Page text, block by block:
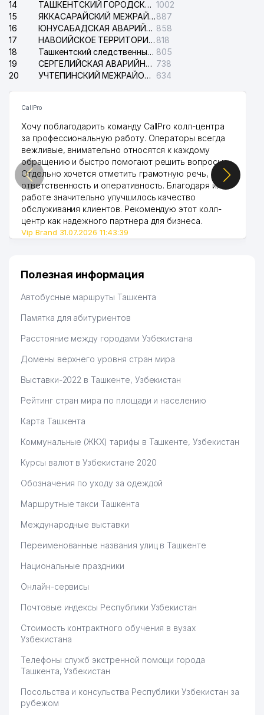
А. ФИТРАТ МАХАЛЛИНСКИЙ
КОМИТЕТ
YANGI TURKISTON
KOMMUNALCHI ТЧСЖ
ТАШКЕНТСКИЙ ВОЕННО-
51 GOLDEN HOUSE ООО 405 м
52 REGAL MEDIA ART ООО 409 м
53 MAESTRO PROEKT ООО 411 м
54 TexnoDAT 416 м
55 ABDUKARIMHOJI SERVIS ООО
КОРЕЯ
ELBIM ELEKTRONIK TASHKENT
59 BAHTIYOR-SERVIS ТЧСЖ
60 VECTOR FORTUNA ООО
61 ELECTRO-ENGINEERING ООО 499 м
62 ОТДЕЛЕНИЕ СВЯЗИ №105
TASHKENT DENTAL IMPLANT
ООО
64 AV GROUP ASIA ООО
65 VERY TASTY CAKES ООО
KAFOLAT KREDIT GROUP
69
МИРАБАДСКИЙ ФИЛИАЛ
549 м
ORZU-FAZOLI LYUKS ТЧСЖ
JULQUNBOY KOMMUNAL
SERVIS ТЧСЖ
14
ТАШКЕНТСКИЙ ГОРОДСКОЙ СУД ПО ГРАЖДАНСКИМ ДЕЛАМ 1002
15
ЯККАСАРАЙСКИЙ МЕЖРАЙОННЫЙ СУД ПО ГРАЖДАНСКИМ ДЕЛАМ887
16
ЮНУСАБАДСКАЯ АВАРИЙНАЯ СЛУЖБА ЭЛЕКТРОСЕТИ 858
17
НАВОИЙСКОЕ ТЕРРИТОРИАЛЬНОЕ ПРЕДПРИЯТИЕ ЭЛЕКТРОСЕТИ АО 818
18
Ташкентский следственный изолятор 805
19
СЕРГЕЛИЙСКАЯ АВАРИЙНАЯ СЛУЖБА ЭЛЕКТРОСЕТИ 738
20
УЧТЕПИНСКИЙ МЕЖРАЙОННЫЙ СУД ПО ГРАЖДАНСКИМ ДЕЛАМ 634
CallPro
Хочу поблагодарить команду CallPro колл-центра
за профессиональную работу. Операторы всегда
вежливые, внимательно относятся к каждому
обращению и быстро помогают решить вопросы.
Отдельно хочется отметить грамотную речь,
ответственность и оперативность. Благодаря их
работе значительно улучшилось качество
обслуживания клиентов. Рекомендую этот колл-
центр как надежного партнера для бизнеса.
Vip Brand 31.07.2026 11:43:39
Полезная информация
Автобусные маршруты Ташкента
Памятка для абитуриентов
Расстояние между городами Узбекистана
Домены верхнего уровня стран мира
Выставки-2022 в Ташкенте, Узбекистан
Рейтинг стран мира по площади и населению
Карта Ташкента
Коммунальные (ЖКХ) тарифы в Ташкенте, Узбекистан
Курсы валют в Узбекистане 2020
Обозначения по уходу за одеждой
Маршрутные такси Ташкента
Международные выставки
Переименованные названия улиц в Ташкенте
Национальные праздники
Онлайн-сервисы
Почтовые индексы Республики Узбекистан
Стоимость контрактного обучения в вузах
Узбекистана
Телефоны служб экстренной помощи города
Ташкента, Узбекистан
Посольства и консульства Республики Узбекистан за
рубежом